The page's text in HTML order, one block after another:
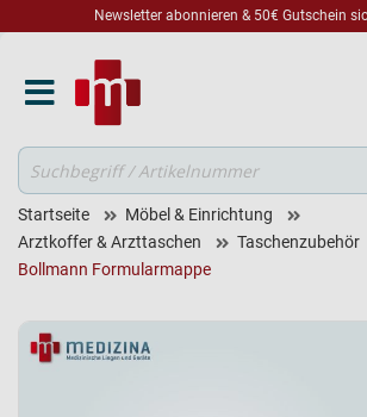
Newsletter abonnieren & 50€ Gutschein
Suche
Startseite
Möbel & Einrichtung
Arztkoffer & Arzttaschen
Taschenzubehör
Bollmann Formularmappe